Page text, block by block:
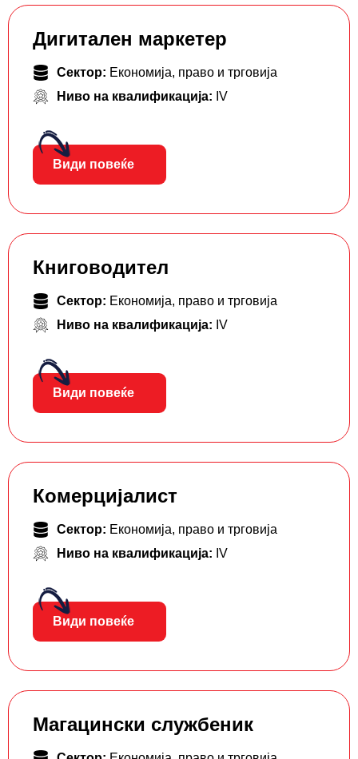
Дигитален маркетер
Сектор: Економија, право и трговија
Ниво на квалификација: IV
Види повеќе
Книговодител
Сектор: Економија, право и трговија
Ниво на квалификација: IV
Види повеќе
Комерцијалист
Сектор: Економија, право и трговија
Ниво на квалификација: IV
Види повеќе
Магацински службеник